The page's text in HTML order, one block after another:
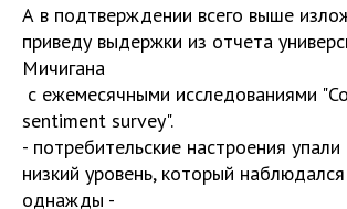
А в подтверждении всего выше
приведу выдержки из отчета
Мичигана
с ежемесячными исследованиями
sentiment survey".
- потребительские настроения
низкий уровень, который
однажды -